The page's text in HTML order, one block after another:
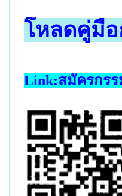
โหลดคู่มือ
Link:สมัครกร